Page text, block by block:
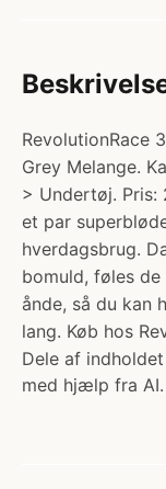
RevolutionRace
Grey Melange.
> Undertøj. Pris:
et par
hverdagsbrug.
bomuld, føles
ånde, så du kan
lang. Køb hos
Dele af
med hjælp fra AI.